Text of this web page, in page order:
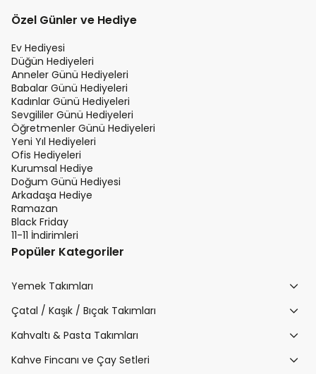
Özel Günler ve Hediye
Ev Hediyesi
Düğün Hediyeleri
Anneler Günü Hediyeleri
Babalar Günü Hediyeleri
Kadınlar Günü Hediyeleri
Sevgililer Günü Hediyeleri
Öğretmenler Günü Hediyeleri
Yeni Yıl Hediyeleri
Ofis Hediyeleri
Kurumsal Hediye
Doğum Günü Hediyesi
Arkadaşa Hediye
Ramazan
Black Friday
11-11 İndirimleri
Popüler Kategoriler
Yemek Takımları
Çatal / Kaşık / Bıçak Takımları
Kahvaltı & Pasta Takımları
Kahve Fincanı ve Çay Setleri